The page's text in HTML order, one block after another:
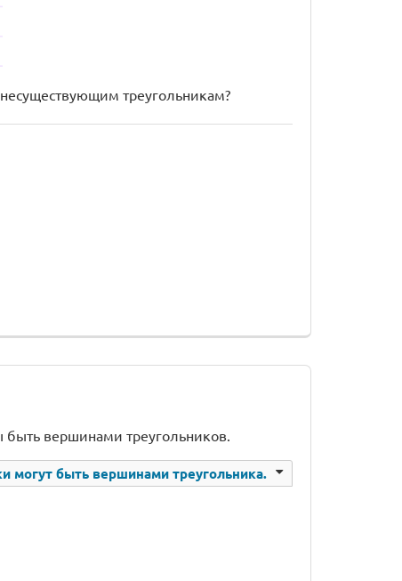
треугольникам?
быть вершинами треугольников.
быть вершинами треугольника.